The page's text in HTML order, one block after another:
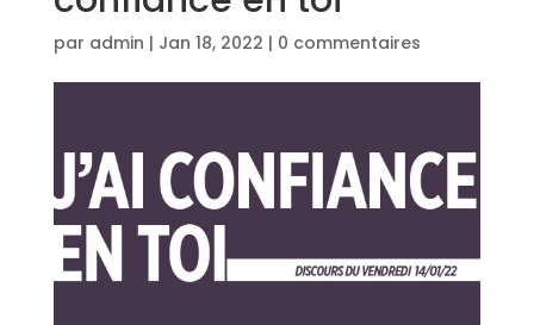
par admin | Jan 18, 2022 | 0 commentaires